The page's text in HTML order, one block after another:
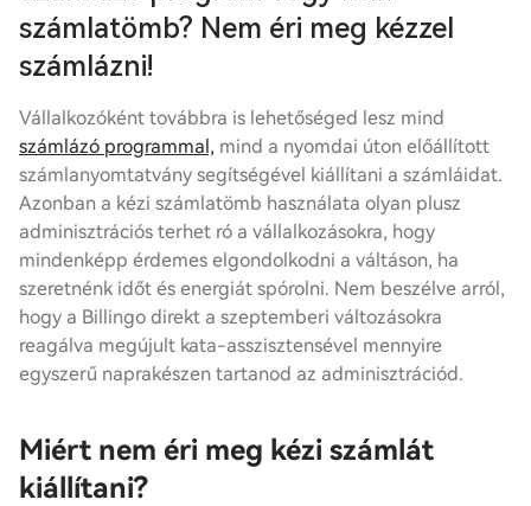
számlatömb? Nem éri meg kézzel
számlázni!
Vállalkozóként továbbra is lehetőséged lesz mind
számlázó programmal, mind a nyomdai úton előállított
számlanyomtatvány segítségével kiállítani a számláidat.
Azonban a kézi számlatömb használata olyan plusz
adminisztrációs terhet ró a vállalkozásokra, hogy
mindenképp érdemes elgondolkodni a váltáson, ha
szeretnénk időt és energiát spórolni. Nem beszélve arról,
hogy a Billingo direkt a szeptemberi változásokra
reagálva megújult kata-asszisztensével mennyire
egyszerű naprakészen tartanod az adminisztrációd.
Miért nem éri meg kézi számlát
kiállítani?